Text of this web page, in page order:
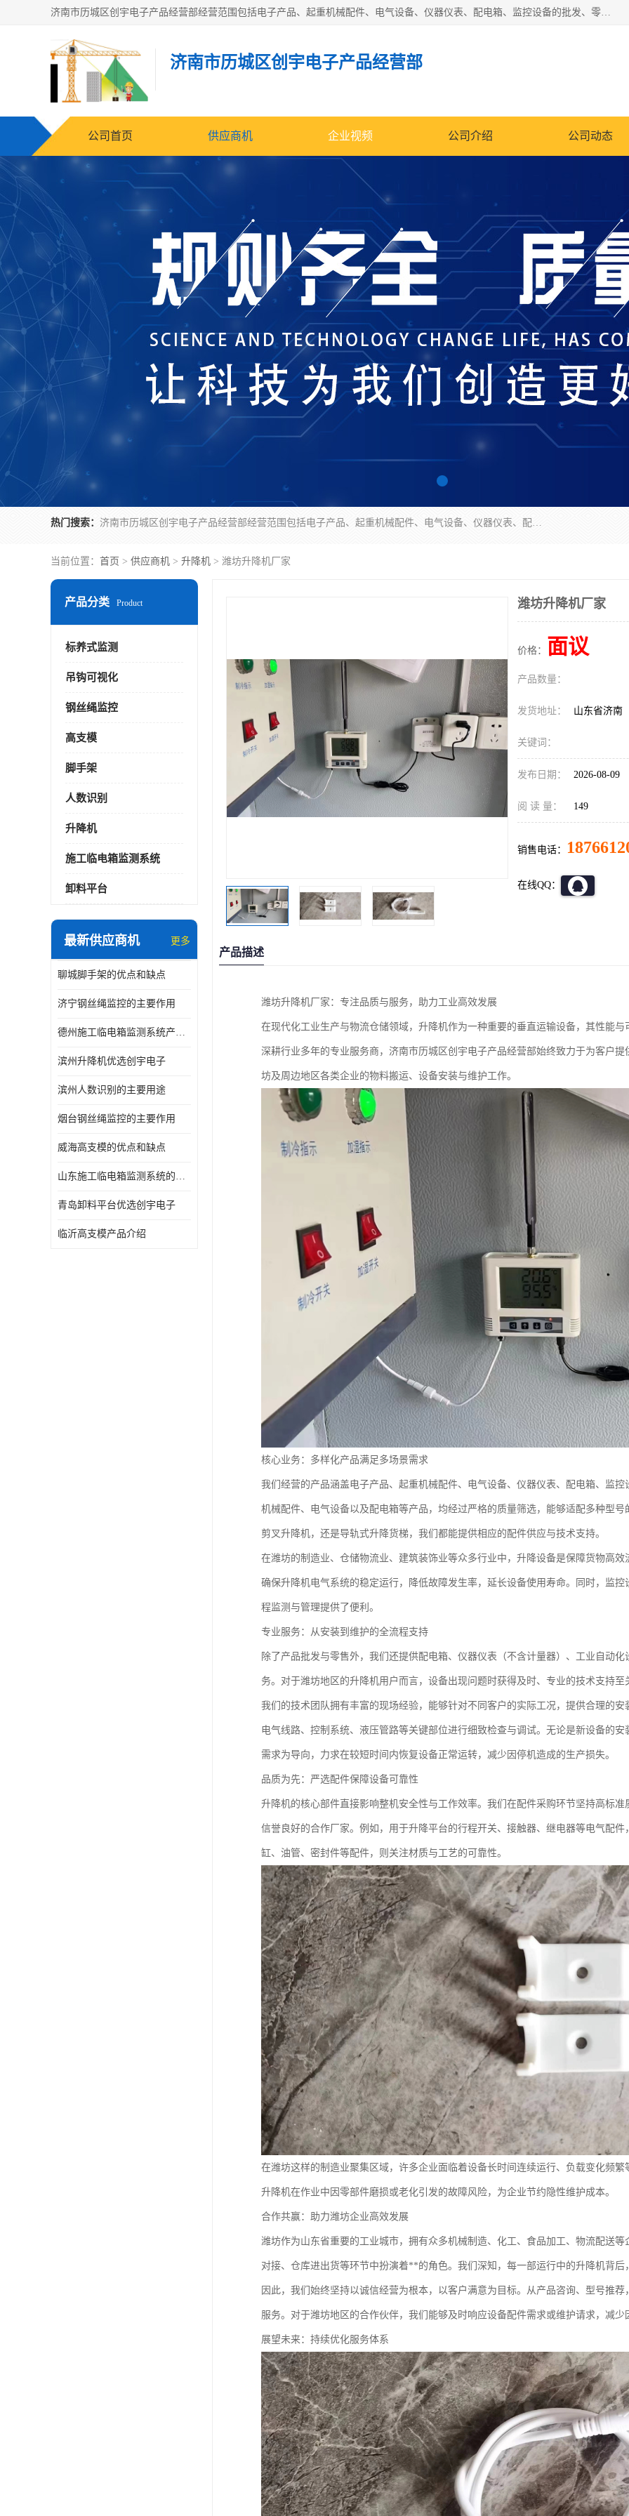
济南市历城区创宇电子产品经营部经营范围包括电子产品、起重机械配件、电气设备、仪器仪表、配电箱、监控设备的批发、零售；配电箱、仪器仪表（不含计量器）、工业自动化设备（不含特种设备、电力设备）的安装、维修。（依法须经批准的项目，经相关部门批准后方可开展经营活动）。
济南市历城区创宇电子产品经营部
公司首页 供应商机 企业视频 公司介绍 公司动态
热门搜索： 济南市历城区创宇电子产品经营部经营范围包括电子产品、起重机械配件、电气设备、仪器仪表、配电箱、监控设备的批发、零售；配电箱、仪器仪表（不含计量器）、工业自动化设备（不含特种设备、电力设备）的安装、维修。（依法须经批准的项目，经相关部门批准后方可开展经营活动）。
当前位置： 首页 > 供应商机 > 升降机 > 潍坊升降机厂家
产品分类 Product
标养式监测
吊钩可视化
钢丝绳监控
高支模
脚手架
人数识别
升降机
施工临电箱监测系统
卸料平台
最新供应商机 更多
聊城脚手架的优点和缺点
济宁钢丝绳监控的主要作用
德州施工临电箱监测系统产品介绍
滨州升降机优选创宇电子
滨州人数识别的主要用途
烟台钢丝绳监控的主要作用
威海高支模的优点和缺点
山东施工临电箱监测系统的优点和缺点
青岛卸料平台优选创宇电子
临沂高支模产品介绍
潍坊升降机厂家
价格： 面议
产品数量：
发货地址： 山东省济南
关键词：
发布日期： 2026-08-09
阅 读 量： 149
销售电话：
在线QQ：
产品描述
潍坊升降机厂家：专注品质与服务，助力工业高效发展
在现代化工业生产与物流仓储领域，升降机作为一种重要的垂直运输设备，其性能
深耕行业多年的专业服务商，济南市历城区创宇电子产品经营部始终致力于为客户
坊及周边地区各类企业的物料搬运、设备安装与维护工作。
核心业务：多样化产品满足多场景需求
我们经营的产品涵盖电子产品、起重机械配件、电气设备、仪器仪表、配电箱、监
机械配件、电气设备以及配电箱等产品，均经过严格的质量筛选，能够适配多种型
剪叉升降机，还是导轨式升降货梯，我们都能提供相应的配件供应与技术支持。
在潍坊的制造业、仓储物流业、建筑装饰业等众多行业中，升降设备是保障货物高
确保升降机电气系统的稳定运行，降低故障发生率，延长设备使用寿命。同时，监
程监测与管理提供了便利。
专业服务：从安装到维护的全流程支持
除了产品批发与零售外，我们还提供配电箱、仪器仪表（不含计量器）、工业自动
务。对于潍坊地区的升降机用户而言，设备出现问题时获得及时、专业的技术支持至
我们的技术团队拥有丰富的现场经验，能够针对不同客户的实际工况，提供合理的
电气线路、控制系统、液压管路等关键部位进行细致检查与调试。无论是新设备的
需求为导向，力求在较短时间内恢复设备正常运转，减少因停机造成的生产损失。
品质为先：严选配件保障设备可靠性
升降机的核心部件直接影响整机安全性与工作效率。我们在配件采购环节坚持高标
信誉良好的合作厂家。例如，用于升降平台的行程开关、接触器、继电器等电气配
缸、油管、密封件等配件，则关注材质与工艺的可靠性。
在潍坊这样的制造业聚集区域，许多企业面临着设备长时间连续运行、负载变化频
升降机在作业中因零部件磨损或老化引发的故障风险，为企业节约隐性维护成本。
合作共赢：助力潍坊企业高效发展
潍坊作为山东省重要的工业城市，拥有众多机械制造、化工、食品加工、物流配送
对接、仓库进出货等环节中扮演着**的角色。我们深知，每一部运行中的升降机背
因此，我们始终坚持以诚信经营为根本，以客户满意为目标。从产品咨询、型号推
服务。对于潍坊地区的合作伙伴，我们能够及时响应设备配件需求或维护请求，减
展望未来：持续优化服务体系